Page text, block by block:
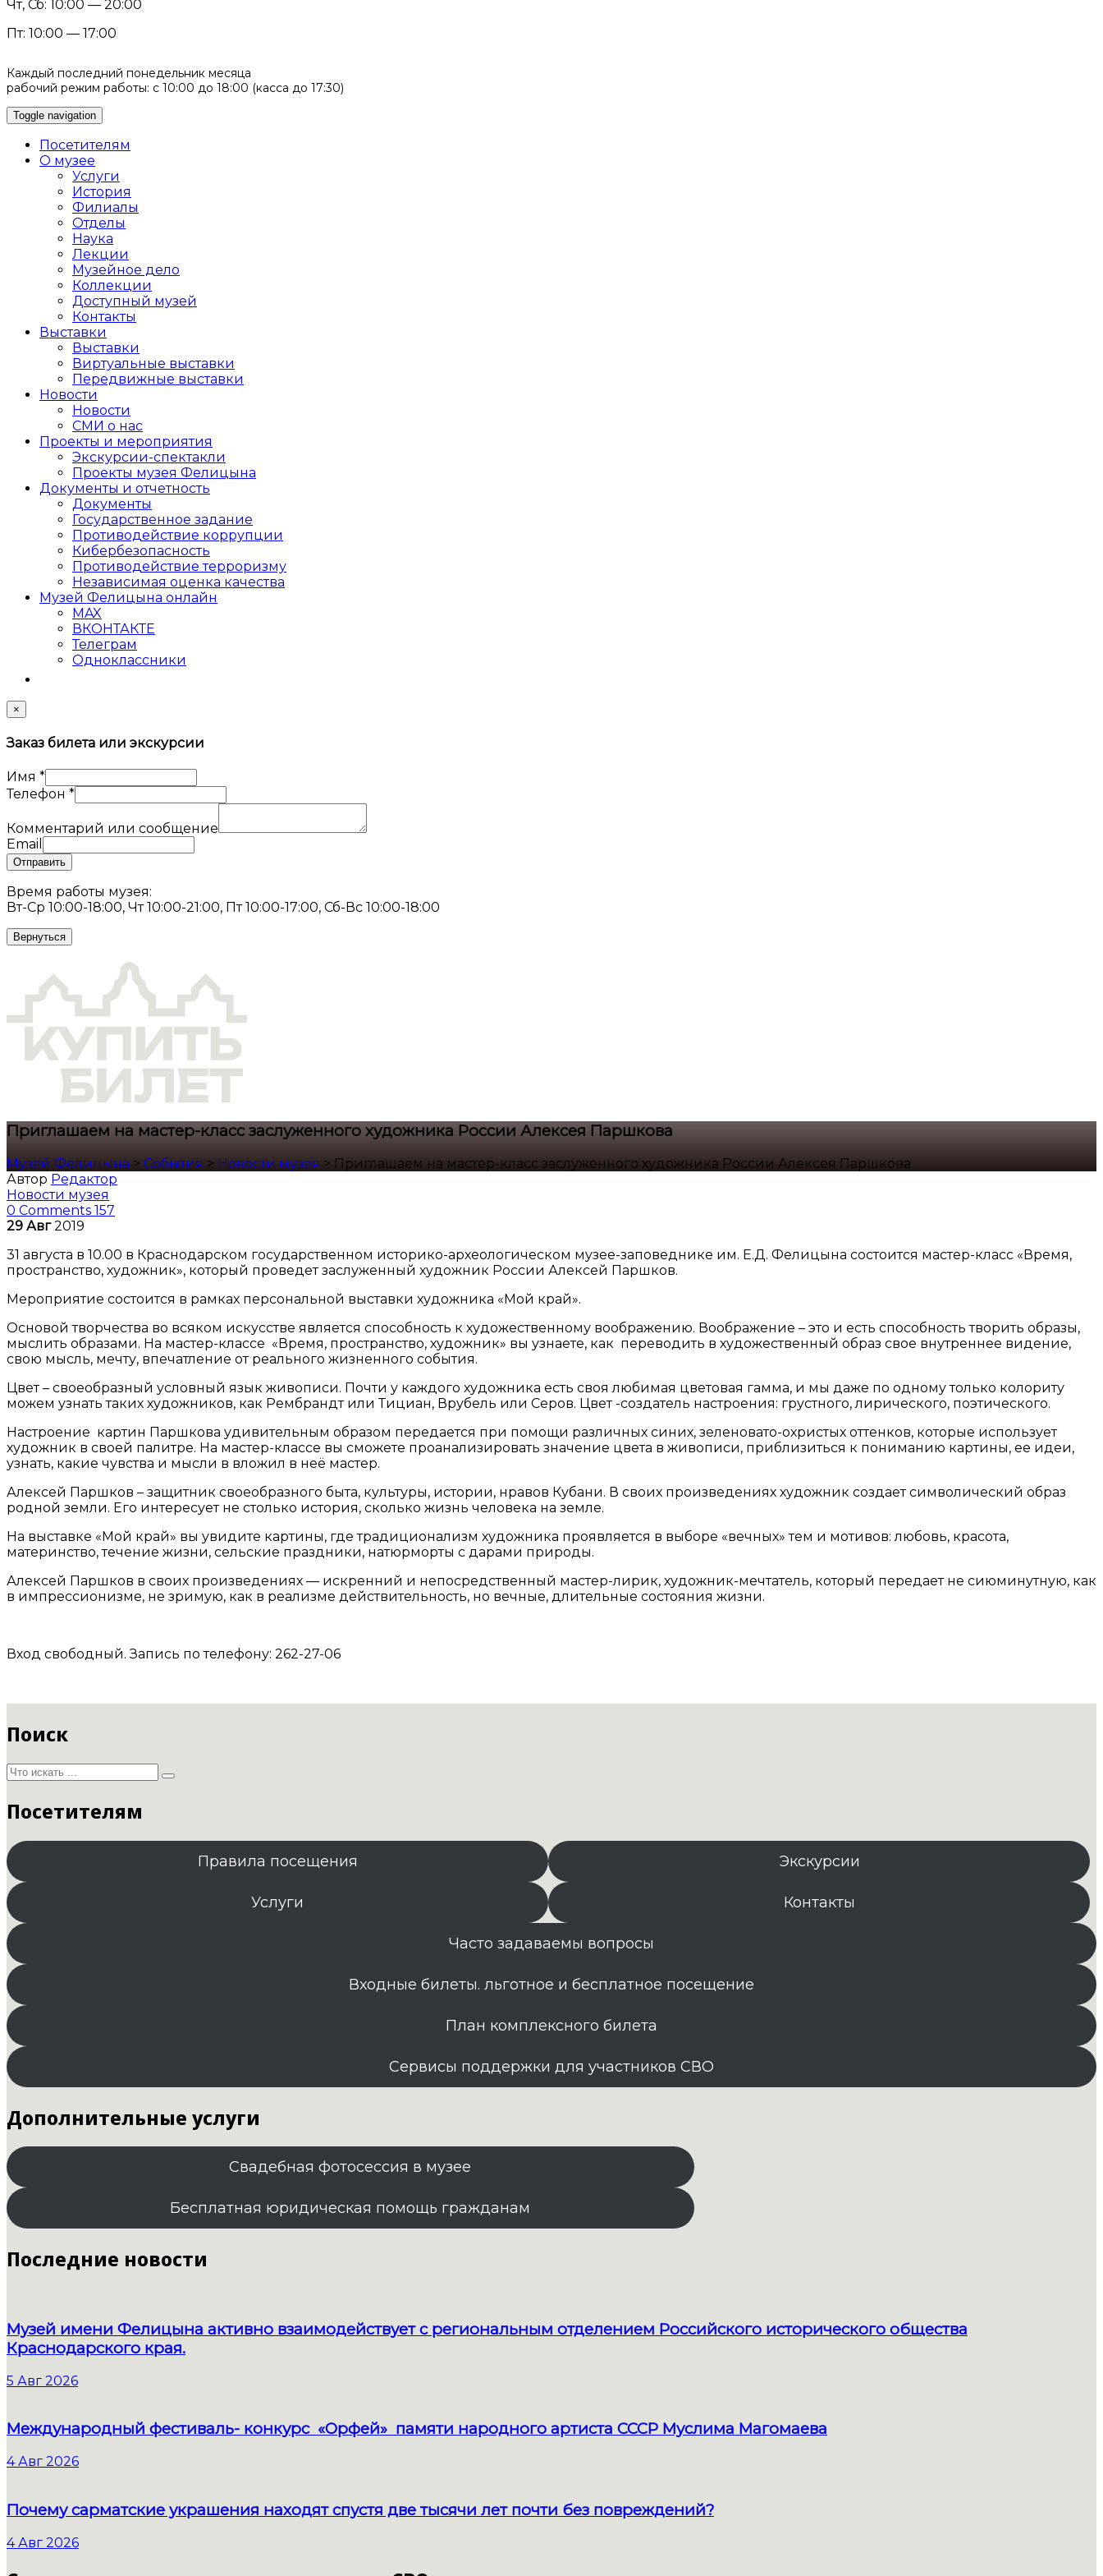
Чт, Сб: 10:00 — 20:00
Пт: 10:00 — 17:00
Каждый последний понедельник месяца
рабочий режим работы: с 10:00 до 18:00 (касса до 17:30)
Toggle navigation
Посетителям
О музее
Услуги
История
Филиалы
Отделы
Наука
Лекции
Музейное дело
Коллекции
Доступный музей
Контакты
Выставки
Выставки
Виртуальные выставки
Передвижные выставки
Новости
Новости
СМИ о нас
Проекты и мероприятия
Экскурсии-спектакли
Проекты музея Фелицына
Документы и отчетность
Документы
Государственное задание
Противодействие коррупции
Кибер­безопасность
Противодействие терроризму
Независимая оценка качества
Музей Фелицына онлайн
MAX
ВКОНТАКТЕ
Телеграм
Одноклассники
×
Заказ билета или экскурсии
Имя *
Телефон *
Комментарий или сообщение
Email
Отправить
Время работы музея:
Вт-Ср 10:00-18:00, Чт 10:00-21:00, Пт 10:00-17:00, Сб-Вс 10:00-18:00
Вернуться
Приглашаем на мастер-класс заслуженного художника России Алексея Паршкова
Музей Фелицына > События > Новости музея > Приглашаем на мастер-класс заслуженного художника России Алексея Паршкова
Автор Редактор
Новости музея
0 Comments 157
29 Авг2019
31 августа в 10.00 в Краснодарском государственном историко-археологическом музее-заповеднике им. Е.Д. Фелицына состоится мастер-класс «Время,
пространство, художник», который проведет заслуженный художник России Алексей Паршков.
Мероприятие состоится в рамках персональной выставки художника «Мой край».
Основой творчества во всяком искусстве является способность к художественному воображению. Воображение – это и есть способность творить образы,
мыслить образами. На мастер-классе «Время, пространство, художник» вы узнаете, как переводить в художественный образ свое внутреннее видение,
свою мысль, мечту, впечатление от реального жизненного события.
Цвет – своеобразный условный язык живописи. Почти у каждого художника есть своя любимая цветовая гамма, и мы даже по одному только колориту
можем узнать таких художников, как Рембрандт или Тициан, Врубель или Серов. Цвет -создатель настроения: грустного, лирического, поэтического.
Настроение картин Паршкова удивительным образом передается при помощи различных синих, зеленовато-охристых оттенков, которые использует
художник в своей палитре. На мастер-классе вы сможете проанализировать значение цвета в живописи, приблизиться к пониманию картины, ее идеи,
узнать, какие чувства и мысли в вложил в неё мастер.
Алексей Паршков – защитник своеобразного быта, культуры, истории, нравов Кубани. В своих произведениях художник создает символический образ
родной земли. Его интересует не столько история, сколько жизнь человека на земле.
На выставке «Мой край» вы увидите картины, где традиционализм художника проявляется в выборе «вечных» тем и мотивов: любовь, красота,
материнство, течение жизни, сельские праздники, натюрморты с дарами природы.
Алексей Паршков в своих произведениях — искренний и непосредственный мастер-лирик, художник-мечтатель, который передает не сиюминутную, как
в импрессионизме, не зримую, как в реализме действительность, но вечные, длительные состояния жизни.
Вход свободный. Запись по телефону: 262-27-06
Поиск
Посетителям
Правила посещения Экскурсии
Услуги Контакты
Часто задаваемы вопросы
Входные билеты. льготное и бесплатное посещение
План комплексного билета
Сервисы поддержки для участников СВО
Дополнительные услуги
Свадебная фотосессия в музее
Бесплатная юридическая помощь гражданам
Последние новости
Музей имени Фелицына активно взаимодействует с региональным отделением Российского исторического общества
Краснодарского края.
5 Авг 2026
Международный фестиваль- конкурс «Орфей» памяти народного артиста СССР Муслима Магомаева
4 Авг 2026
Почему сарматские украшения находят спустя две тысячи лет почти без повреждений?
4 Авг 2026